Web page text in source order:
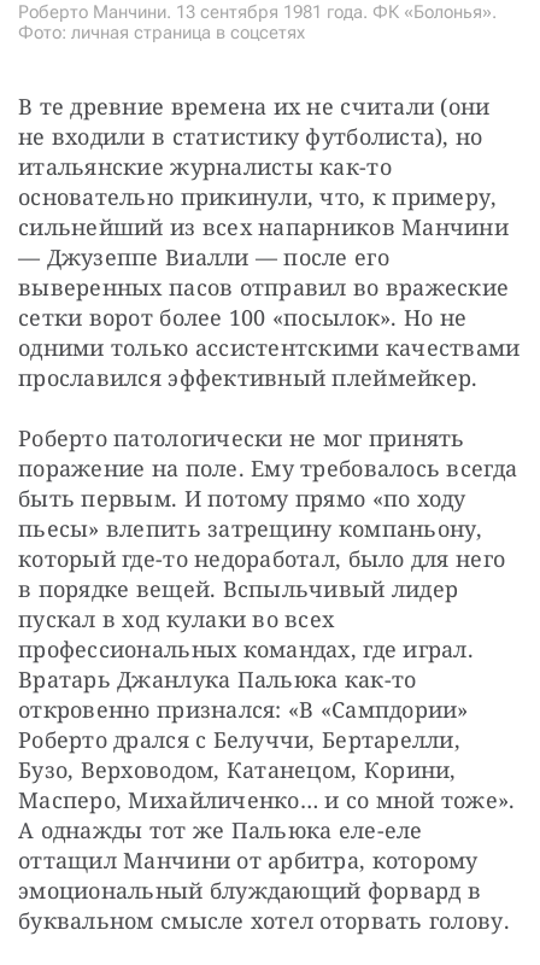
Роберто Манчини. 13 сентября 1981 года. ФК «Болонья».
Фото: личная страница в соцсетях
В те древние времена их не считали (они
не входили в статистику футболиста), но
итальянские журналисты как-то
основательно прикинули, что, к примеру,
сильнейший из всех напарников Манчини
— Джузеппе Виалли — после его
выверенных пасов отправил во вражеские
сетки ворот более 100 «посылок». Но не
одними только ассистентскими качествами
прославился эффективный плеймейкер.
Роберто патологически не мог принять
поражение на поле. Ему требовалось всегда
быть первым. И потому прямо «по ходу
пьесы» влепить затрещину компаньону,
который где-то недоработал, было для него
в порядке вещей. Вспыльчивый лидер
пускал в ход кулаки во всех
профессиональных командах, где играл.
Вратарь Джанлука Пальюка как-то
откровенно признался: «В «Сампдории»
Роберто дрался с Белуччи, Бертарелли,
Бузо, Верховодом, Катанецом, Корини,
Масперо, Михайличенко… и со мной тоже».
А однажды тот же Пальюка еле-еле
оттащил Манчини от арбитра, которому
эмоциональный блуждающий форвард в
буквальном смысле хотел оторвать голову.